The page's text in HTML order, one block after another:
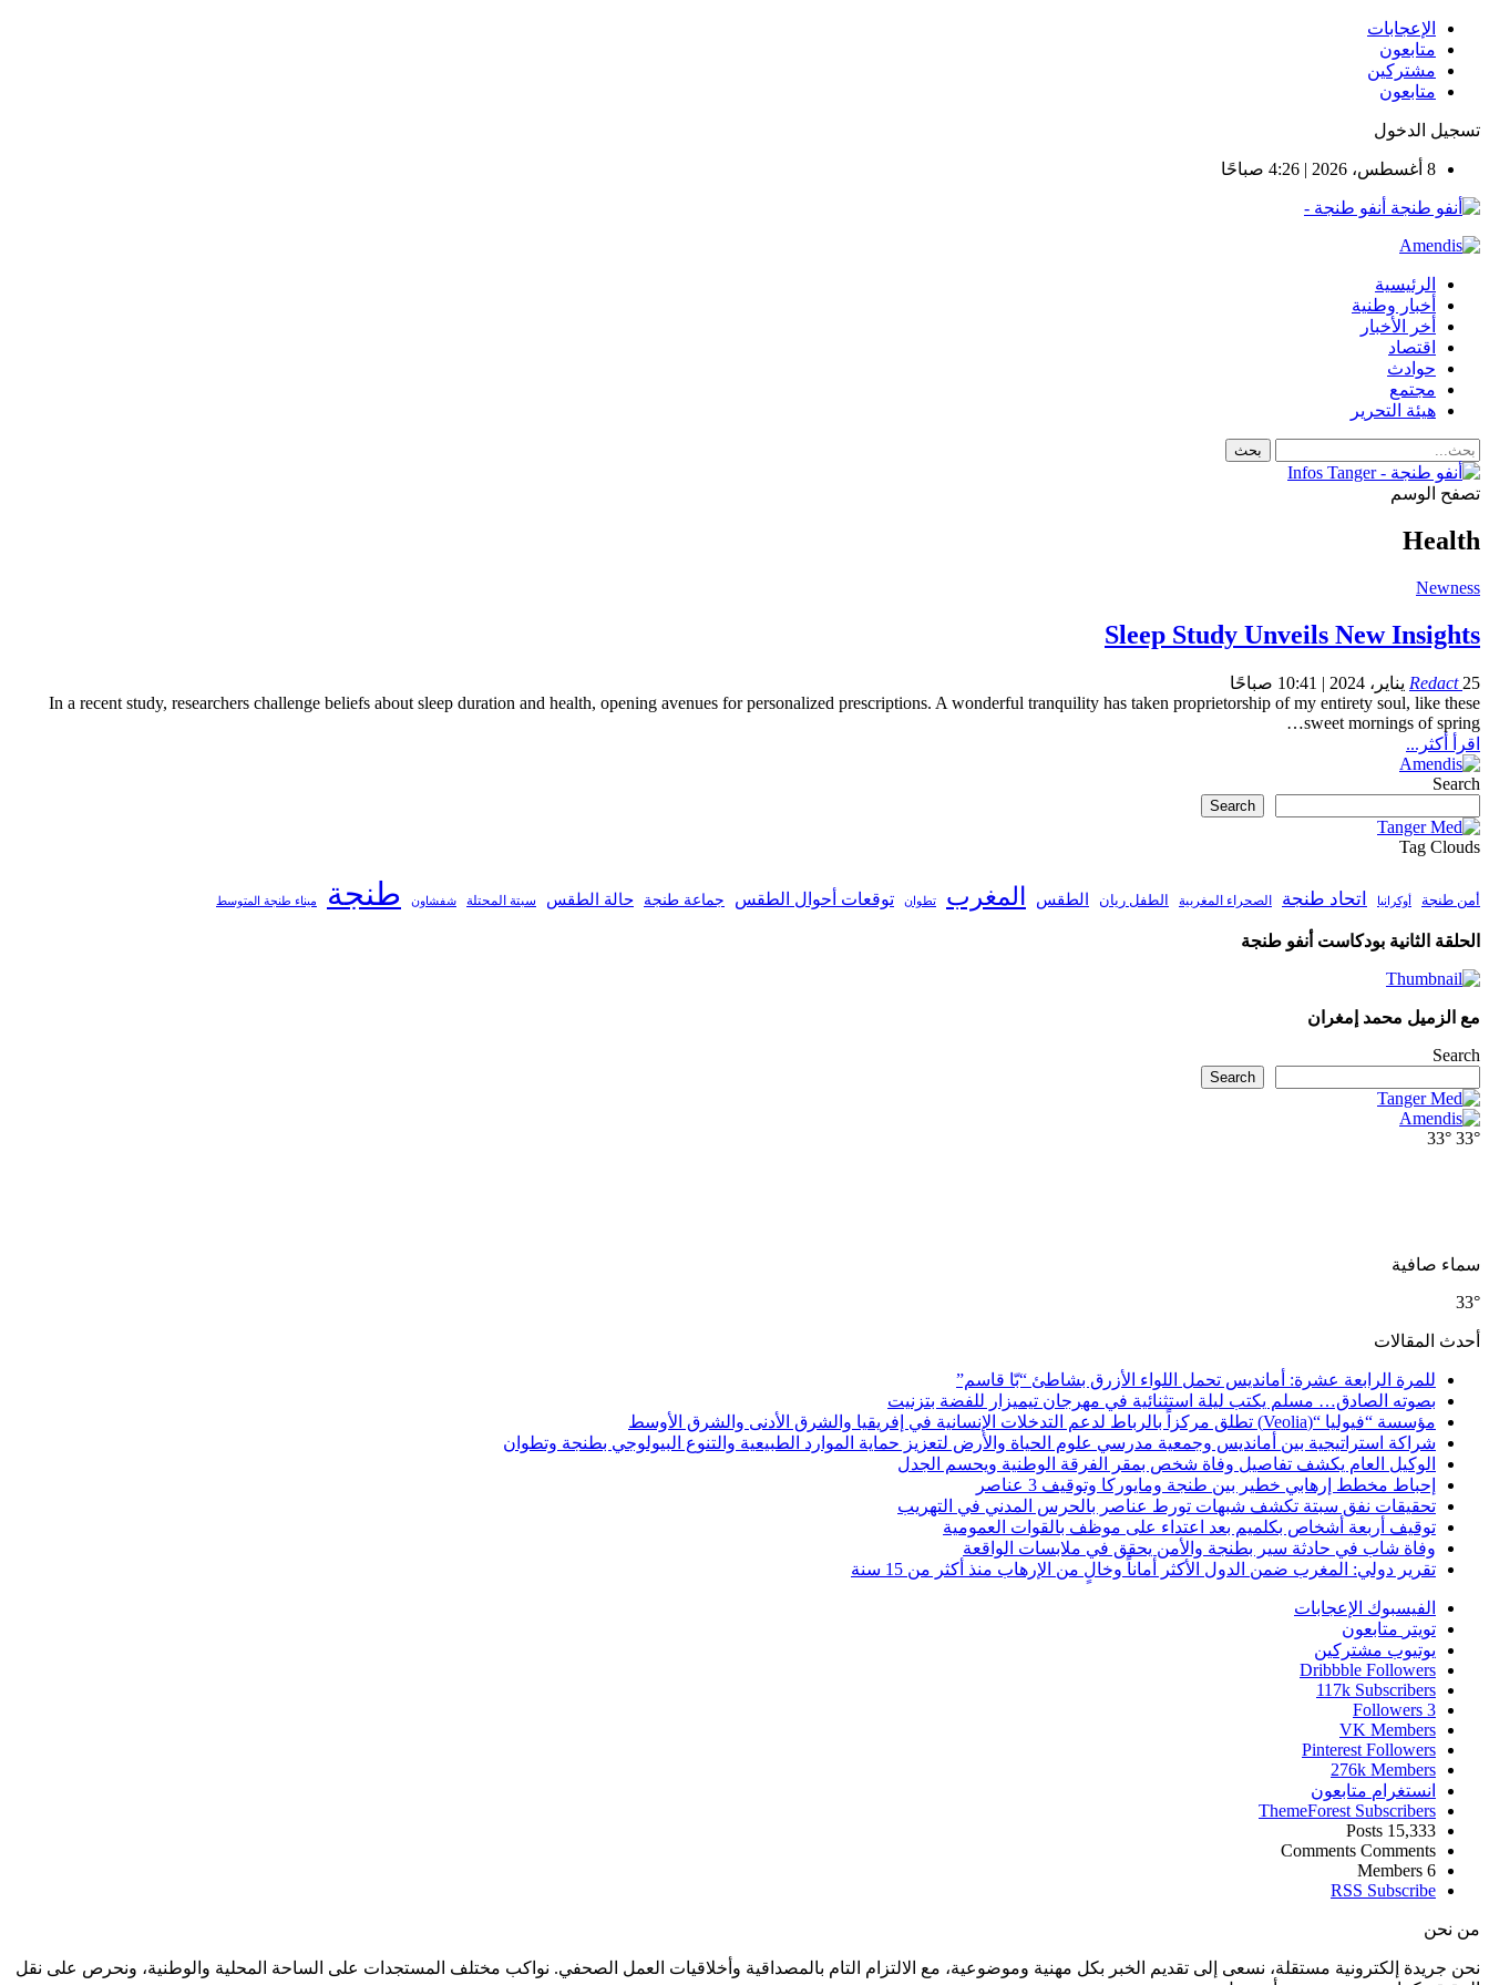
الإعجابات
متابعون
مشتركين
متابعون
تسجيل الدخول
8 أغسطس، 2026 | 4:26 صباحًا
أنفو طنجة -
الرئيسية
أخبار وطنية
أخر الأخبار
اقتصاد
حوادث
مجتمع
هيئة التحرير
تصفح الوسم
Health
Newness
Sleep Study Unveils New Insights
Redact 25 يناير، 2024 | 10:41 صباحًا
In a recent study, researchers challenge beliefs about sleep duration and health, opening avenues for personalized prescriptions. A wonderful tranquility has taken proprietorship of my entirety soul, like these
sweet mornings of spring
…
اقرأ أكثر...
Search
Search
Tag Clouds
أمن طنجة أوكرانيا اتحاد طنجة الصحراء المغربية الطفل ريان الطقس المغرب تطوان توقعات أحوال الطقس جماعة طنجة حالة الطقس سبتة المحتلة شفشاون طنجة ميناء طنجة المتوسط
الحلقة الثانية بودكاست أنفو طنجة
مع الزميل محمد إمغران
Search
Search
33°
33°
سماء صافية
33°
أحدث المقالات
للمرة الرابعة عشرة: أمانديس تحمل اللواء الأزرق بشاطئ “بّا قاسم”
بصوته الصادق… مسلم يكتب ليلة استثنائية في مهرجان تيميزار للفضة بتزنيت
مؤسسة “فيوليا “(Veolia) تطلق مركزاً بالرباط لدعم التدخلات الإنسانية في إفريقيا والشرق الأدنى والشرق الأوسط
شراكة استراتيجية بين أمانديس وجمعية مدرسي علوم الحياة والأرض لتعزيز حماية الموارد الطبيعية والتنوع البيولوجي بطنجة وتطوان
الوكيل العام يكشف تفاصيل وفاة شخص بمقر الفرقة الوطنية ويحسم الجدل
إحباط مخطط إرهابي خطير بين طنجة ومايوركا وتوقيف 3 عناصر
تحقيقات نفق سبتة تكشف شبهات تورط عناصر بالحرس المدني في التهريب
توقيف أربعة أشخاص بكلميم بعد اعتداء على موظف بالقوات العمومية
وفاة شاب في حادثة سير بطنجة والأمن يحقق في ملابسات الواقعة
تقرير دولي: المغرب ضمن الدول الأكثر أماناً وخالٍ من الإرهاب منذ أكثر من 15 سنة
الفيسبوك الإعجابات
تويتر متابعون
يوتيوب مشتركين
Dribbble Followers
117k Subscribers
3
Followers
VK Members
Pinterest Followers
276k Members
انستغرام متابعون
ThemeForest Subscribers
15,333
Posts
Comments Comments
6
Members
RSS Subscribe
من نحن
نحن جريدة إلكترونية مستقلة، نسعى إلى تقديم الخبر بكل مهنية وموضوعية، مع الالتزام التام بالمصداقية وأخلاقيات العمل الصحفي. نواكب مختلف المستجدات على الساحة المحلية والوطنية، ونحرص على نقل